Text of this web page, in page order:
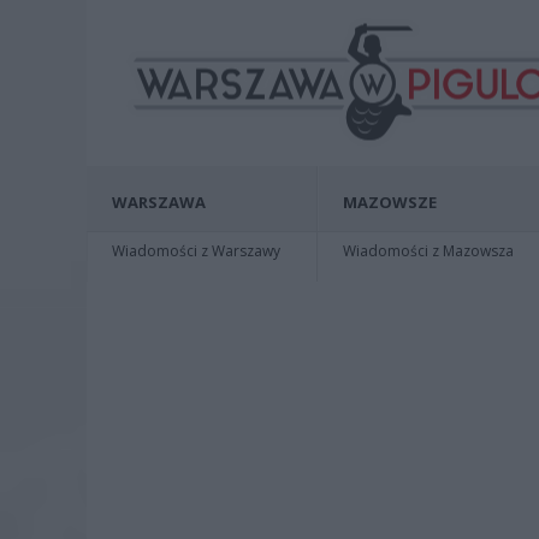
WARSZAWA
Wiadomości z Warszawy
MAZOWSZE
Wiadomości z Mazowsza